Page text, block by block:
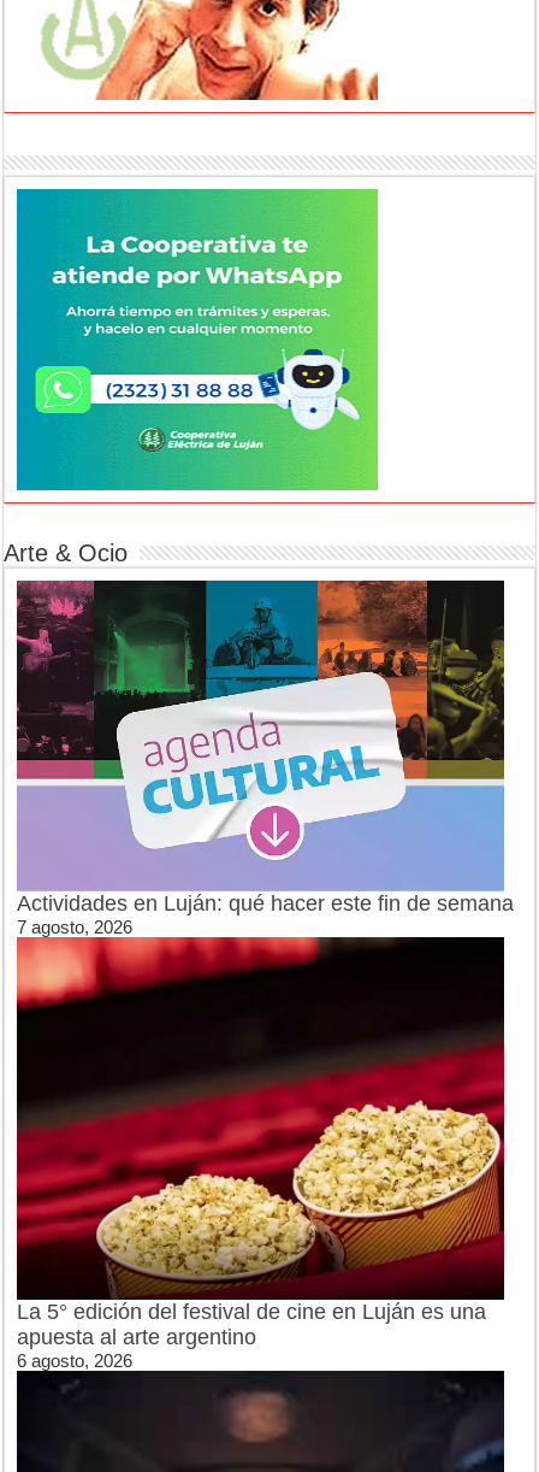
Arte & Ocio
Actividades en Luján: qué hacer este fin de semana
7 agosto, 2026
La 5° edición del festival de cine en Luján es una
apuesta al arte argentino
6 agosto, 2026